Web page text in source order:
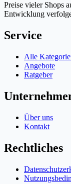
Preise vieler Shops
Entwicklung
Service
Alle
Angebote
Ratgeber
Über uns
Kontakt
Rechtliches